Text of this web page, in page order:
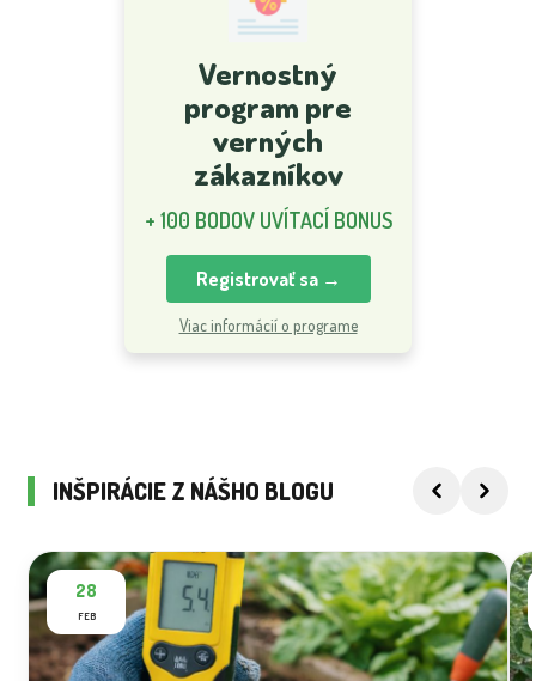
Vernostný
program pre
verných
zákazníkov
+ 100 BODOV UVÍTACÍ BONUS
Registrovať sa →
Viac informácií o programe
INŠPIRÁCIE Z NÁŠHO BLOGU
28
FEB